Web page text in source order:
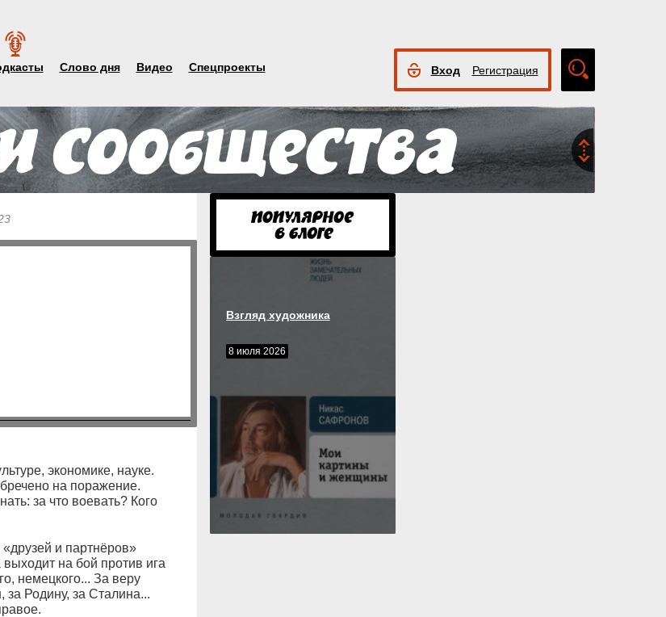
Слово дня Видео Спецпроекты Вход Регистрация
поиск
экономике, науке.
на поражение.
за что воевать? Кого
и партнёров»
на бой против ига
немецкого... За веру
за Родину, за Сталина...
Взгляд художника
8 июля 2026